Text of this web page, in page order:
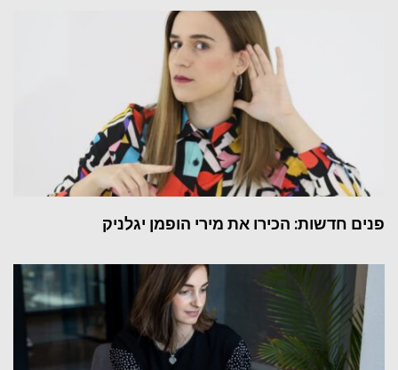
פנים חדשות: הכירו את מירי הופמן יגלניק